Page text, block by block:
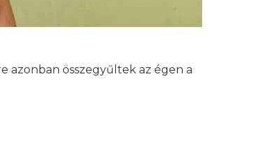
azonban összegyűltek az égen a